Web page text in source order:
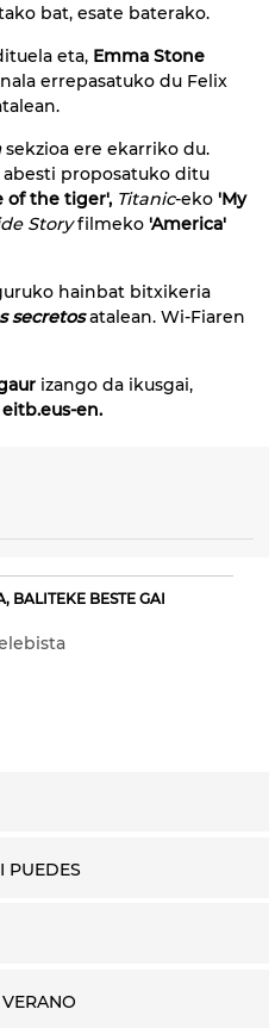
bat, esate baterako.
eta, Emma Stone
errepasatuko du Felix
.
sekzioa ere ekarriko du.
proposatuko ditu
of the tiger', Titanic-eko 'My
Storyfilmeko 'America'
hainbat bitxikeria
secretosatalean. Wi-Fiaren
izango da ikusgai,
en.
BALITEKE BESTE GAI
PUEDES